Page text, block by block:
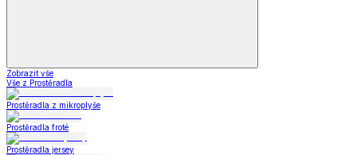
Zobrazit vše
Vše z Prostěradla
Prostěradla z mikroplyše
Prostěradla froté
Prostěradla jersey